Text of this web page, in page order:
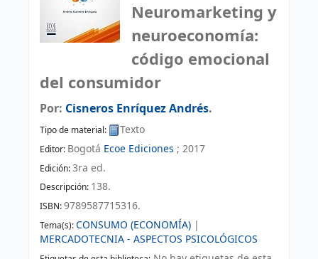
Neuromarketing y
neuroeconomía:
código emocional
del consumidor
Por: Cisneros Enríquez Andrés.
Tipo de material: Texto
Editor: Bogotá Ecoe Ediciones ; 2017
Edición:3ra ed.
Descripción: 138.
ISBN:9789587715316.
Tema(s):CONSUMO (ECONOMÍA) |
MERCADOTECNIA - ASPECTOS PSICOLÓGICOS